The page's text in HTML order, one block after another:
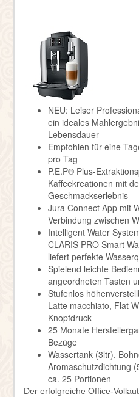
NEU: Leiser
ein ideales
Lebensdauer
Empfohlen für eine
pro Tag
P.E.P® Plus-
Kaffeekreationen mit
Geschmackserlebnis
Jura Connect App mit
Verbindung zwischen
Intelligent Water
CLARIS PRO Smart
liefert perfekte
Spielend leichte
angeordneten Tasten
Stufenlos
Latte macchiato, Flat
Knopfdruck
25 Monate
Bezüge
Wassertank (3ltr),
Aromaschutzdichtung
ca. 25 Portionen
Der erfolgreiche Office-